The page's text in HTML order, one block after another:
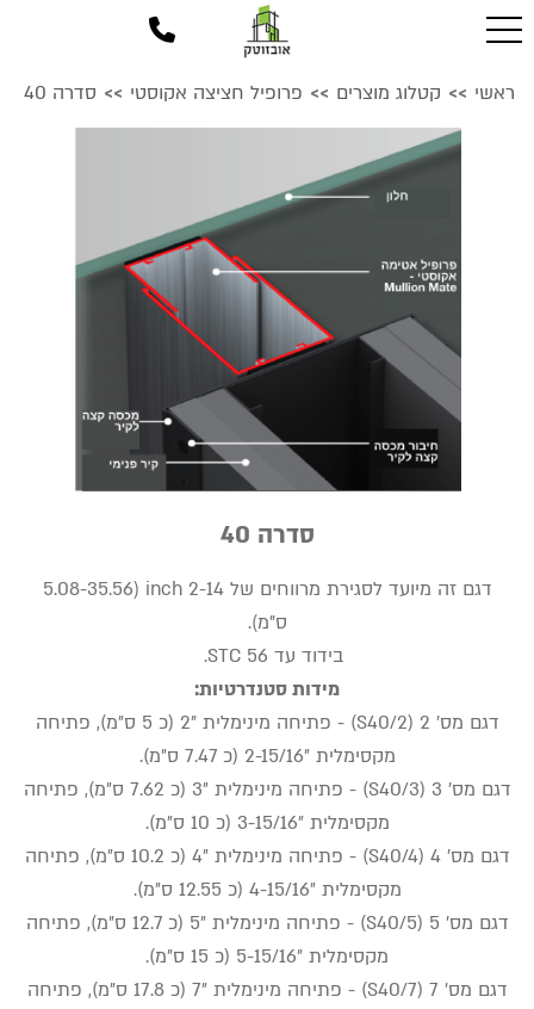
ראשי >> קטלוג מוצרים >> פרופיל חציצה אקוסטי >> סדרה 40
סדרה 40
דגם זה מיועד לסגירת מרווחים של inch 2-14 (5.08-35.56
ס"מ).
בידוד עד 56 STC.
מידות סטנדרטיות:
דגם מס׳ 2 (S40/2) - פתיחה מינימלית ״2 (כ 5 ס״מ), פתיחה
מקסימלית ״2-15/16 (כ 7.47 ס״מ).
דגם מס׳ 3 (S40/3) - פתיחה מינימלית ״3 (כ 7.62 ס״מ), פתיחה
מקסימלית ״3-15/16 (כ 10 ס״מ).
דגם מס׳ 4 (S40/4) - פתיחה מינימלית ״4 (כ 10.2 ס״מ), פתיחה
מקסימלית ״4-15/16 (כ 12.55 ס״מ).
דגם מס׳ 5 (S40/5) - פתיחה מינימלית ״5 (כ 12.7 ס״מ), פתיחה
מקסימלית ״5-15/16 (כ 15 ס״מ).
דגם מס׳ 7 (S40/7) - פתיחה מינימלית ״7 (כ 17.8 ס״מ), פתיחה